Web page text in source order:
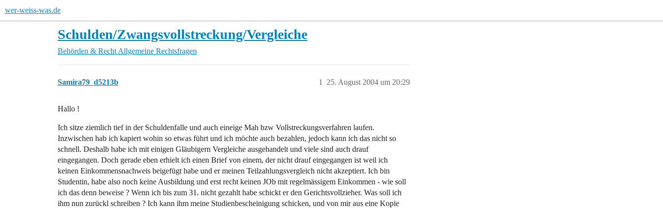
wer-weiss-was.de
Schulden/Zwangsvollstreckung/Vergleiche
Behörden & Recht Allgemeine Rechtsfragen
Samira79_d5213b 25. August 2004 um 20:29
1
Hallo !
Ich sitze ziemlich tief in der Schuldenfalle und auch eineige Mah bzw Vollstreckungsverfahren laufen.
Inzwischen hab ich kapiert wohin so etwas führt und ich möchte auch bezahlen, jedoch kann ich das nicht so
schnell. Deshalb habe ich mit einigen Gläubigern Vergleiche ausgehandelt und viele sind auch drauf
eingegangen. Doch gerade eben erhielt ich einen Brief von einem, der nicht drauf eingegangen ist weil ich
keinen Einkommensnachweis beigefügt habe und er meinen Teilzahlungsvergleich nicht akzeptiert. Ich bin
Studentin, habe also noch keine Ausbildung und erst recht keinen JOb mit regelmässigem Einkommen - wie soll
ich das denn beweise ? Wenn ich bis zum 31. nicht gezahlt habe schickt er den Gerichtsvollzieher. Was soll ich
ihm nun zurückl schreiben ? Ich kann ihm meine Studienbescheinigung schicken, und von mir aus eine Kopie